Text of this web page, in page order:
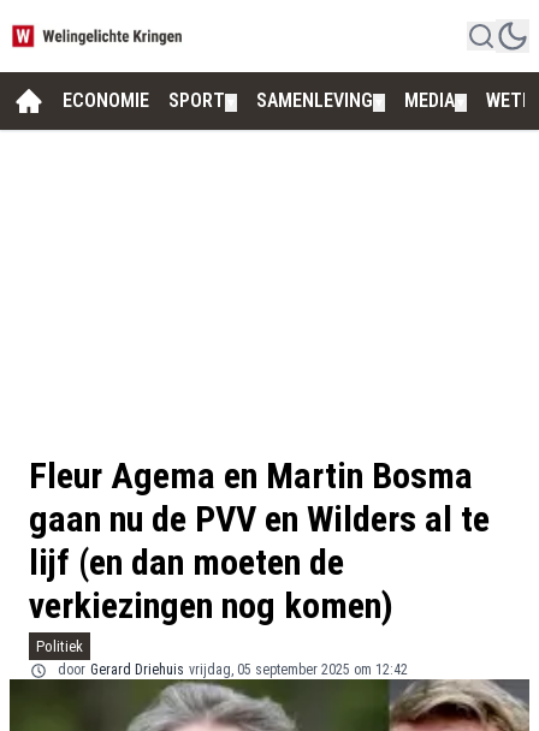
ECONOMIE SPORT SAMENLEVING MEDIA
Fleur Agema en Martin Bosma
gaan nu de PVV en Wilders al te
lijf (en dan moeten de
verkiezingen nog komen)
Politiek
door Gerard Driehuis vrijdag, 05 september 2025 om 12:42